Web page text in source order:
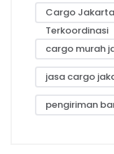
Cargo
Terkoordinasi
cargo murah
jasa cargo
pengiriman